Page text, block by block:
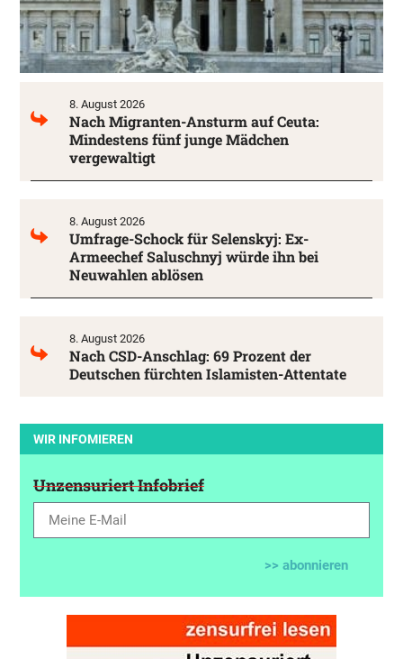
8. August 2026
Nach Migranten-Ansturm auf Ceuta:
Mindestens fünf junge Mädchen
vergewaltigt
8. August 2026
Umfrage-Schock für Selenskyj: Ex-
Armeechef Saluschnyj würde ihn bei
Neuwahlen ablösen
8. August 2026
Nach CSD-Anschlag: 69 Prozent der
Deutschen fürchten Islamisten-Attentate
WIR INFOMIEREN
Unzensuriert Infobrief
>> abonnieren